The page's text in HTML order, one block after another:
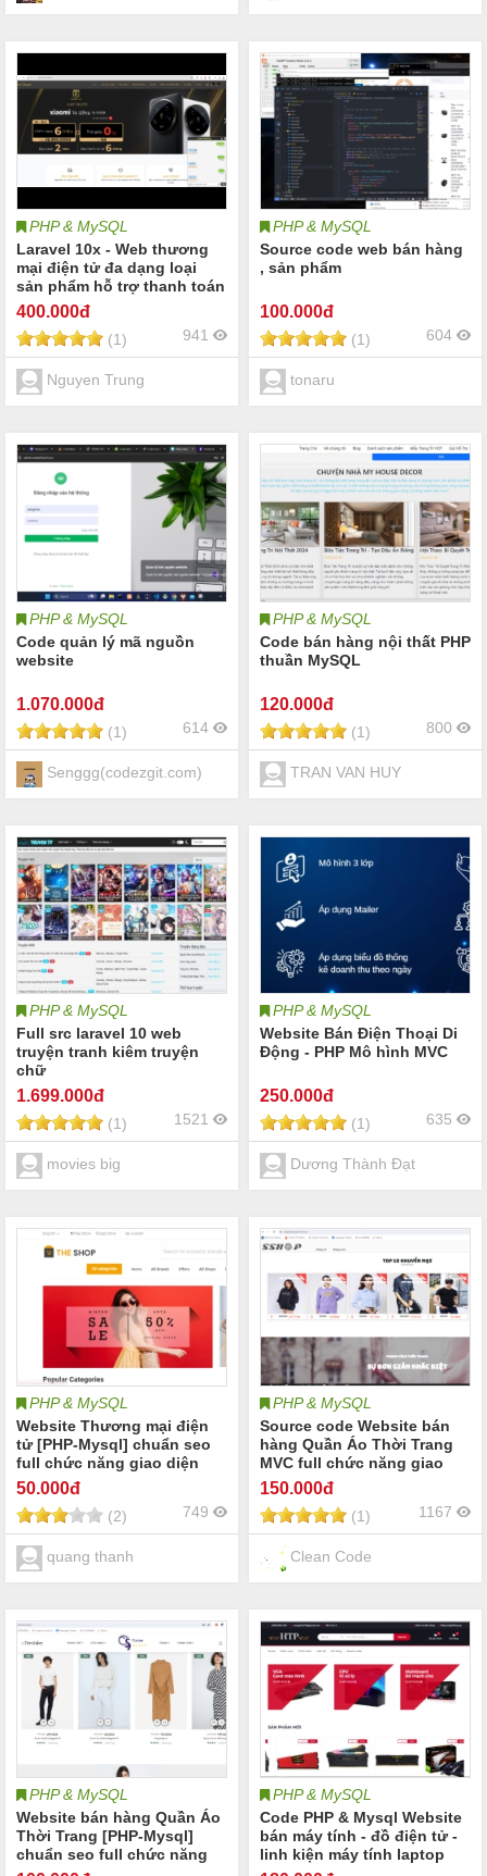
PHP & MySQL
Laravel 10x - Web thương
mại điện tử đa dạng loại
sản phẩm hỗ trợ thanh toán
vnpay (Full source code +
slide+ pdf + word)
400.000đ
(1) 941
Nguyen Trung
PHP & MySQL
Source code web bán hàng
, sản phẩm
100.000đ
(1) 604
tonaru
PHP & MySQL
Code quản lý mã nguồn
website
1.070.000đ
(1) 614
Senggg(codezgit.com)
PHP & MySQL
Code bán hàng nội thất PHP
thuần MySQL
120.000đ
(1) 800
TRAN VAN HUY
PHP & MySQL
Full src laravel 10 web
truyện tranh kiêm truyện
chữ
1.699.000đ
(1) 1521
movies big
PHP & MySQL
Website Bán Điện Thoại Di
Động - PHP Mô hình MVC
250.000đ
(1) 635
Dương Thành Đạt
PHP & MySQL
Website Thương mại điện
tử [PHP-Mysql] chuẩn seo
full chức năng giao diện
đẹp
50.000đ
(2) 749
quang thanh
PHP & MySQL
Source code Website bán
hàng Quần Áo Thời Trang
MVC full chức năng giao
diện đẹp sử dụng PHP &
MySql Web bán hàng
150.000đ
(1) 1167
Clean Code
PHP & MySQL
Website bán hàng Quần Áo
Thời Trang [PHP-Mysql]
chuẩn seo full chức năng
PHP & MySQL
Code PHP & Mysql Website
bán máy tính - đồ điện tử -
linh kiện máy tính laptop